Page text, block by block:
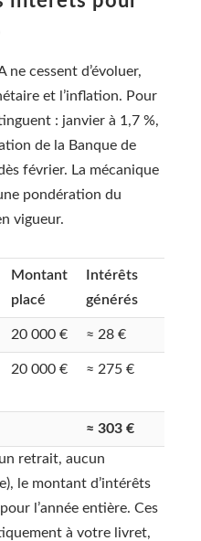
ne cessent d’évoluer,
et l’inflation. Pour
: janvier à 1,7 %,
de la Banque de
février. La mécanique
pondération du
vigueur.
Montant
placé
Intérêts
générés
20 000 € ≈ 28 €
20 000 € ≈ 275 €
≈ 303 €
retrait, aucun
le montant d’intérêts
pour l’année entière. Ces
à votre livret,